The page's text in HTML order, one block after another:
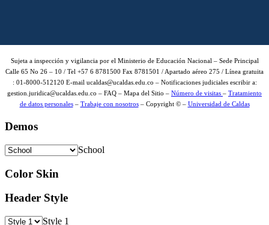
Sujeta a inspección y vigilancia por el Ministerio de Educación Nacional – Sede Principal
Calle 65 No 26 – 10 / Tel +57 6 8781500 Fax 8781501 / Apartado aéreo 275 / Línea gratuita
: 01-8000-512120 E-mail ucaldas@ucaldas.edu.co – Notificaciones judiciales escribir a:
gestion.juridica@ucaldas.edu.co – FAQ – Mapa del Sitio – Número de visitas – Tratamiento
de datos personales– Trabaje con nosotros– Copyright © – Universidad de Caldas
Demos
School
Color Skin
Header Style
Style 1